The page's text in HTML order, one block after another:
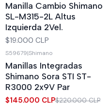
Manilla Cambio Shimano
SL-M315-2L Altus
Izquierda 2Vel.
$19.000 CLP
OFF
S59679|Shimano
Manillas Integradas
Shimano Sora STI ST-
R3000 2x9V Par
$145.000 CLP$220.000 CLP